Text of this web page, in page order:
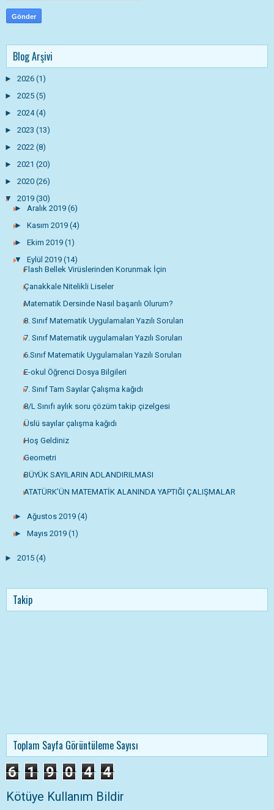
Blog Arşivi
► 2026 (1)
► 2025 (5)
► 2024(4)
► 2023 (13)
► 2022 (8)
► 2021 (20)
► 2020 (26)
▼ 2019 (30)
► Aralık 2019 (6)
► Kasım 2019 (4)
► Ekim 2019 (1)
▼ Eylül 2019 (14)
Flash Bellek Virüslerinden Korunmak İçin
Çanakkale Nitelikli Liseler
Matematik Dersinde Nasıl başarılı Olurum?
8. Sınıf Matematik Uygulamaları Yazılı Soruları
7. Sınıf Matematik uygulamaları Yazılı Soruları
6.Sınıf Matematik Uygulamaları Yazılı Soruları
E-okul Öğrenci Dosya Bilgileri
7. Sınıf Tam Sayılar Çalışma kağıdı
8/L Sınıfı aylık soru çözüm takip çizelgesi
Üslü sayılar çalışma kağıdı
Hoş Geldiniz
Geometri
BÜYÜK SAYILARIN ADLANDIRILMASI
ATATÜRK’ÜN MATEMATİK ALANINDA YAPTIĞI ÇALIŞMALAR
► Ağustos 2019 (4)
► Mayıs 2019 (1)
► 2015 (4)
Takip
Toplam Sayfa Görüntüleme Sayısı
6 1 9 0 4 4
Kötüye Kullanım Bildir